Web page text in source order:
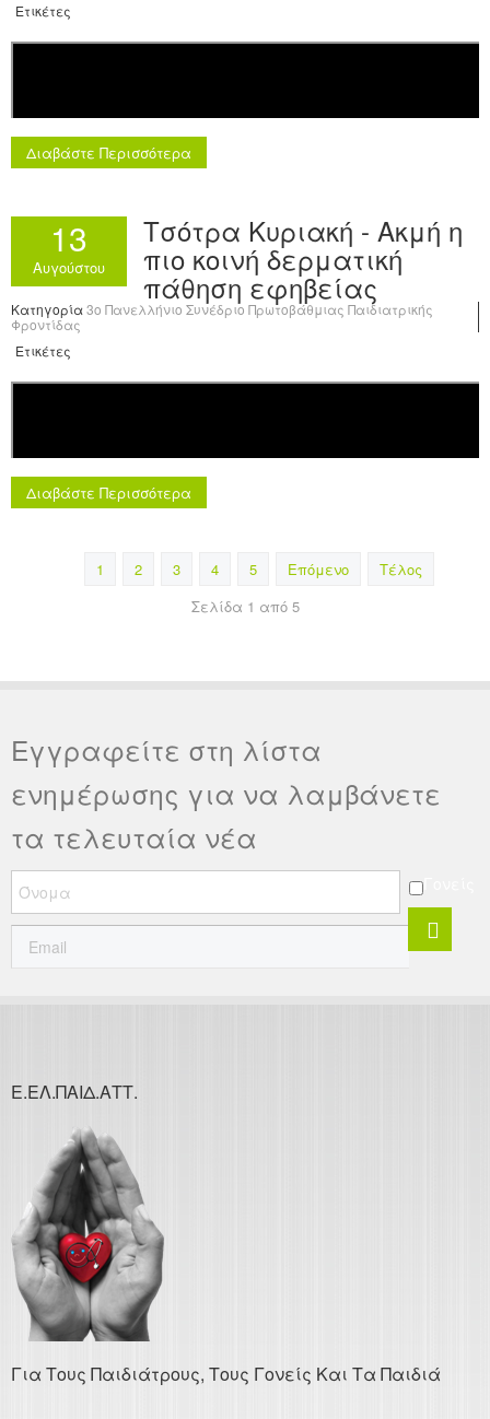
Ετικέτες
Διαβάστε Περισσότερα
13
Αυγούστου
Τσότρα Κυριακή - Ακμή η
πιο κοινή δερματική
πάθηση εφηβείας
Κατηγορία3o Πανελλήνιο Συνέδριο Πρωτοβάθμιας Παιδιατρικής
Φροντίδας
Ετικέτες
Διαβάστε Περισσότερα
1 2 3 4 5 Επόμενο
Τέλος
Σελίδα 1 από 5
Εγγραφείτε στη λίστα
ενημέρωσης για να λαμβάνετε
τα τελευταία νέα
Γονείς
Ε.ΕΛ.ΠΑΙΔ.ΑΤΤ.
Για Τους Παιδιάτρους, Τους Γονείς Και Τα Παιδιά